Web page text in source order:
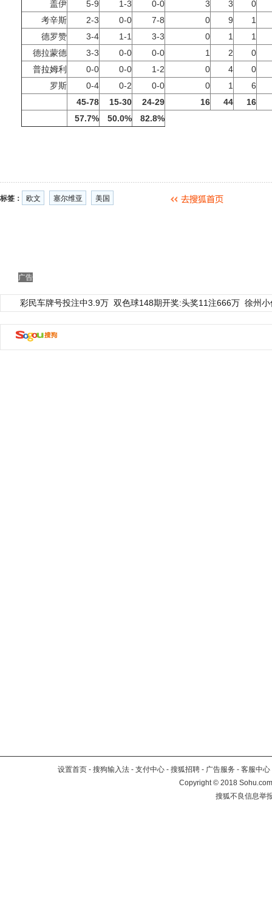
盖伊
5-9 1-3 0-0 3 3
0
考辛斯
2-3 0-0 7-8 0 9
1
德罗赞
3-4 1-1 3-3 0 1
1
德拉蒙德
3-3 0-0 0-0 1 2
0
普拉姆利 0-0 0-0 1-2 0 4
0
罗斯
0-4 0-2 0-0 0 1
6
45-78
15-30 24-29 16 44
16
57.7%
50.0% 82.8%
标签： 欧文 塞尔维亚 美国
广告
彩民车牌号投注中3.9万 双色球148期开奖:头奖11注666万 徐州
设置首页 - 搜狗输入法 - 支付中心 - 搜狐招聘 - 广告服务 - 客服中心
Copyright©2018
搜狐不良信息举